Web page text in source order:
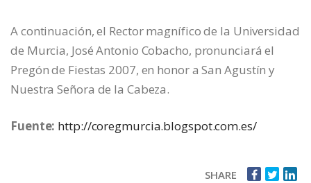
A continuación, el Rector magnífico de la Universidad
de Murcia, José Antonio Cobacho, pronunciará el
Pregón de Fiestas 2007, en honor a San Agustín y
Nuestra Señora de la Cabeza.
Fuente: http://coregmurcia.blogspot.com.es/
SHARE